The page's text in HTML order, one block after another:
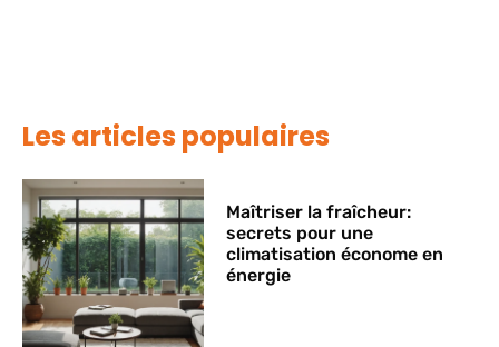
Les articles populaires
Maîtriser la fraîcheur:
secrets pour une
climatisation économe en
énergie